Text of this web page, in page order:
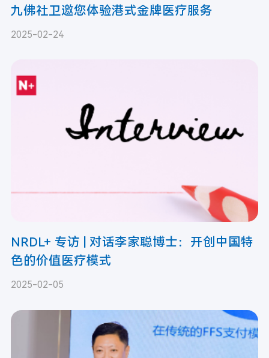
九佛社卫邀您体验港式金牌医疗服务
2025-02-24
NRDL+ 专访 | 对话李家聪博士：开创中国特
色的价值医疗模式
2025-02-05